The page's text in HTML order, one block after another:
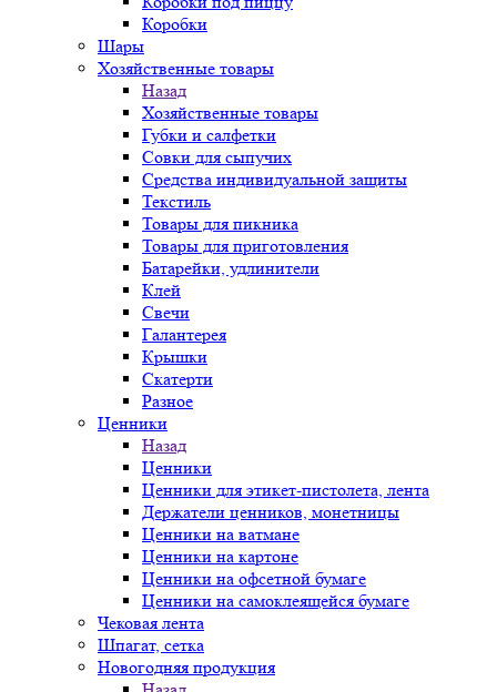
Коробки
Шары
Хозяйственные товары
Назад
Хозяйственные товары
Губки и салфетки
Совки для сыпучих
Средства индивидуальной защиты
Текстиль
Товары для пикника
Товары для приготовления
Батарейки, удлинители
Клей
Свечи
Галантерея
Крышки
Скатерти
Разное
Ценники
Назад
Ценники
Ценники для этикет-пистолета, лента
Держатели ценников, монетницы
Ценники на ватмане
Ценники на картоне
Ценники на офсетной бумаге
Ценники на самоклеящейся бумаге
Чековая лента
Шпагат, сетка
Новогодняя продукция